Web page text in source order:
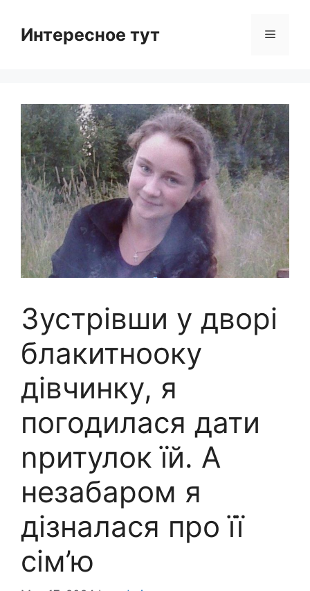
contentИнтересное тут Menu
Зустрівши у дворі
блакитнооку
дівчинку, я
погодилася дати
nритулок їй. А
незабаром я
дізналася про її
сім’ю